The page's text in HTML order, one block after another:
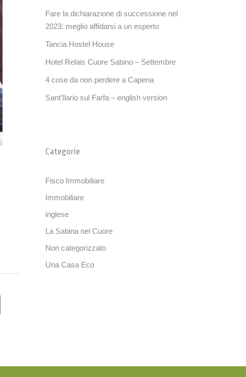
Fare la dichiarazione di successione nel
2023: meglio affidarsi a un esperto
Tancia Hostel House
Hotel Relais Cuore Sabino – Settembre
4 cose da non perdere a Capena
Sant’Ilario sul Farfa – english version
Categorie
Fisco Immobiliare
Immobiliare
inglese
La Sabina nel Cuore
Non categorizzato
Una Casa Eco